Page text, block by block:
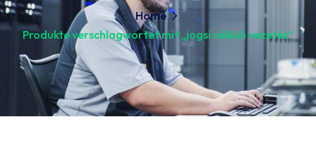
Home
Produkte verschlagwortet mit „jogsi nélküli vezetés“